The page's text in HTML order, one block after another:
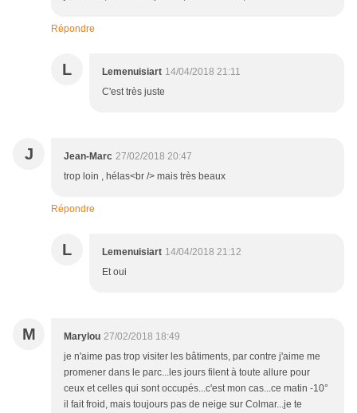
Répondre
L Lemenuisiart 14/04/2018 21:11
C'est très juste
J Jean-Marc 27/02/2018 20:47
trop loin , hélas<br /> mais très beaux
Répondre
L Lemenuisiart 14/04/2018 21:12
Et oui
M Marylou 27/02/2018 18:49
je n'aime pas trop visiter les bâtiments, par contre j'aime me
promener dans le parc...les jours filent à toute allure pour
ceux et celles qui sont occupés...c'est mon cas...ce matin -10°
il fait froid, mais toujours pas de neige sur Colmar...je te